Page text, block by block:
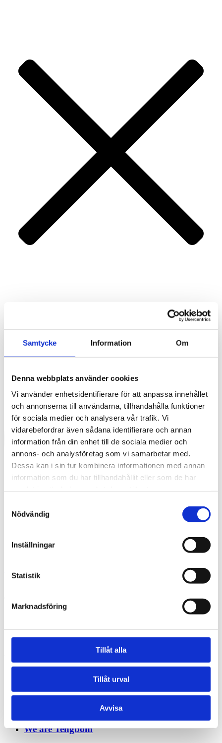
Samtycke Information Om
Denna webbplats använder cookies
Vi använder enhetsidentifierare för att anpassa innehållet
och annonserna till användarna, tillhandahålla funktioner
för sociala medier och analysera vår trafik. Vi
vidarebefordrar även sådana identifierare och annan
information från din enhet till de sociala medier och
annons- och analysföretag som vi samarbetar med.
Dessa kan i sin tur kombinera informationen med annan
information som du har tillhandahållit eller som de har
Nödvändig
Inställningar
Statistik
Marknadsföring
Tillåt alla
Tillåt urval
Avvisa
What are you looking for?
Search
Trygg-Hansa
Footer
we look forward to hearing from you.
We are Tengbom